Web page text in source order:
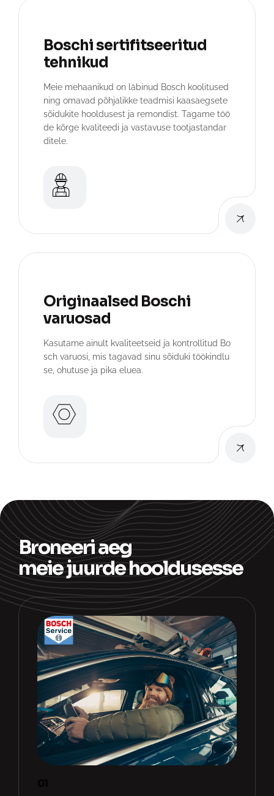
Boschi sertifitseeritud
tehnikud
Meie mehaanikud on läbinud Bosch koolitused
ning omavad põhjalikke teadmisi kaasaegsete
sõidukite hooldusest ja remondist. Tagame töö
de kõrge kvaliteedi ja vastavuse tootjastandar
ditele.
Originaalsed Boschi
varuosad
Kasutame ainult kvaliteetseid ja kontrollitud Bo
sch varuosi, mis tagavad sinu sõiduki töökindlu
se, ohutuse ja pika eluea.
Broneeri aeg
meie juurde hooldusesse